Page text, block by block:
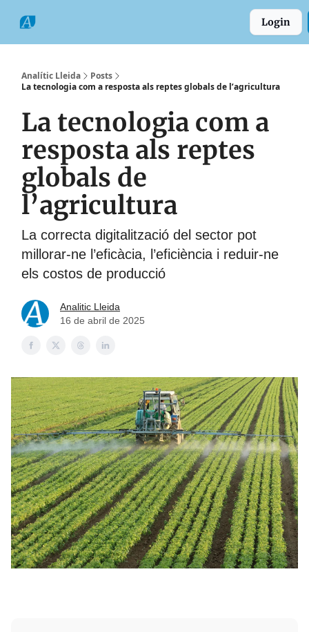
Login
Analític Lleida
Posts
La tecnologia com a resposta als reptes globals de l’agricultura
La tecnologia com a
resposta als reptes
globals de
l’agricultura
La correcta digitalització del sector pot
millorar-ne l’eficàcia, l’eficiència i reduir-ne
els costos de producció
Analitic Lleida
16 de abril de 2025